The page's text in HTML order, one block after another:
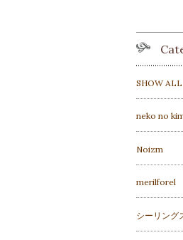
SHOW ALL
neko no
Noizm
merilforel
シーリング